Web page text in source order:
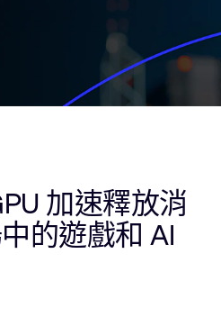
加速釋放消
的遊戲和 AI